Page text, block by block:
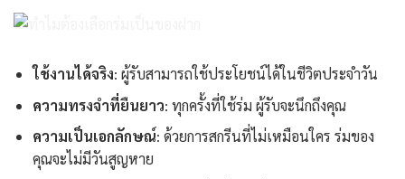
ใช้งานได้จริง: ผู้รับสามารถใช้ประโยชน์ได้ในชีวิตประจำวัน
ความทรงจำที่ยืนยาว: ทุกครั้งที่ใช้ร่ม ผู้รับจะนึกถึงคุณ
ความเป็นเอกลักษณ์: ด้วยการสกรีนที่ไม่เหมือนใคร ร่มของ
คุณจะไม่มีวันสูญหาย